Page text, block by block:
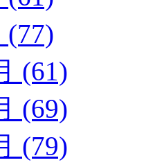
(77)
(61)
(69)
(79)